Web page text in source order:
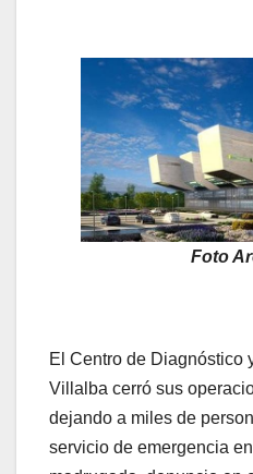
Foto
El Centro de Diagnóstico
Villalba cerró sus
dejando a miles de
servicio de emergencia